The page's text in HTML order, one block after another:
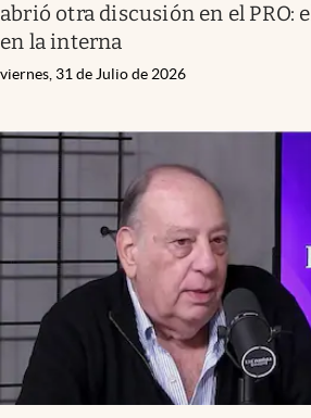
abre en nueva pestaña
Argentina
abrió otra discusión en el PRO:
en la interna
viernes, 31 de Julio de 2026